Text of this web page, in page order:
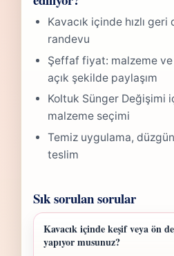
Kavacık içinde hızlı
randevu
Şeffaf fiyat: malzeme
açık şekilde paylaşım
Koltuk Sünger Değişimi
malzeme seçimi
Temiz uygulama,
teslim
Sık sorulan sorular
Kavacık içinde keşif veya ön
yapıyor musunuz?